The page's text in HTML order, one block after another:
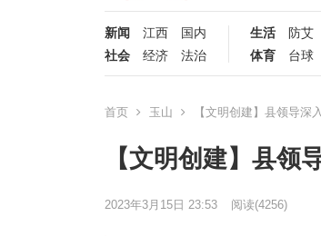
新闻 江西
国内
社会
经济 法治
生活 防艾
体育
台球
首页 玉山 【文明创建】县领导深
【文明创建】县领
2023年3月15日 23:53 阅读(4256)